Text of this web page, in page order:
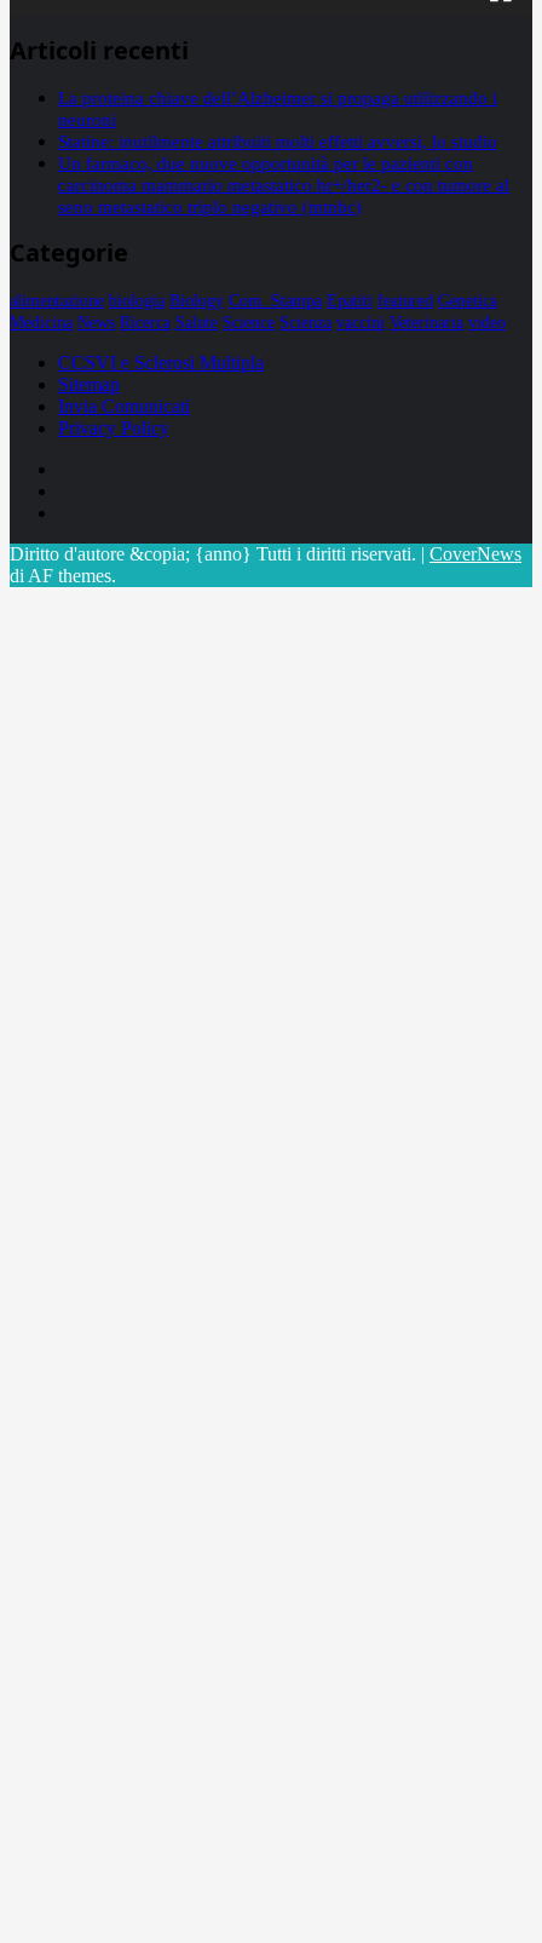
Articoli recenti
La proteina chiave dell’Alzheimer si propaga utilizzando i
neuroni
Statine: inutilmente attribuiti molti effetti avversi, lo studio
Un farmaco, due nuove opportunità per le pazienti con
carcinoma mammario metastatico hr+/her2- e con tumore al
seno metastatico triplo negativo (mtnbc)
Categorie
alimentazione biologia Biology Com. Stampa Epatiti featured Genetica
Medicina News Ricerca Salute Science Scienza vaccini Veterinaria video
CCSVI e Sclerosi Multipla
Sitemap
Invia Comunicati
Privacy Policy
Diritto d'autore &copia; {anno} Tutti i diritti riservati. | CoverNews
di AF themes.